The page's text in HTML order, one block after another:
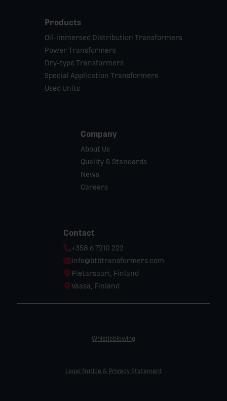
Products
Oil-immersed Distribution Transformers
Power Transformers
Dry-type Transformers
Special Application Transformers
Used Units
Company
About Us
Quality & Standards
News
Careers
Contact
Phone:
+358 6 7210 222
Email:
info@btbtransformers.com
Location:
Pietarsaari, Finland
Location:
Vaasa, Finland
Whistleblowing
Legal Notice & Privacy Statement